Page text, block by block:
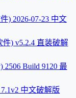
) 2026-07-23 中文
件) v5.2.4 直装破解
2506 Build 9120 最
中文破解版